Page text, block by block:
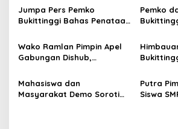
o
2026-2027, Wako Ramlan
Beri Apresiasi
Milik
Putusan
Nomor
Jumpa Pers Pemko
Bukittinggi Bahas Penataan
Kampus UFDK
Pemko
2026
Wako Ramlan Pimpin Apel
Gabungan Dishub,
Persiapan Angkutan Gratis
Pelajar
Tahun
Republik
Mahasiswa dan
Masyarakat Demo Soroti
Putra
Siswa